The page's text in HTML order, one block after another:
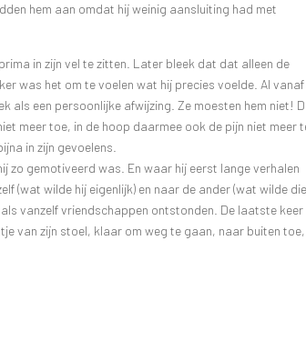
hem aan omdat hij weinig aansluiting had met
in zijn vel te zitten. Later bleek dat dat alleen de
was het om te voelen wat hij precies voelde. Al
als een persoonlijke afwijzing. Ze moesten hem niet!
meer toe, in de hoop daarmee ook de pijn niet meer
in zijn gevoelens.
gemotiveerd was. En waar hij eerst lange verhalen
(wat wilde hij eigenlijk) en naar de ander (wat wilde die
vanzelf vriendschappen ontstonden. De laatste
van zijn stoel, klaar om weg te gaan, naar buiten toe,